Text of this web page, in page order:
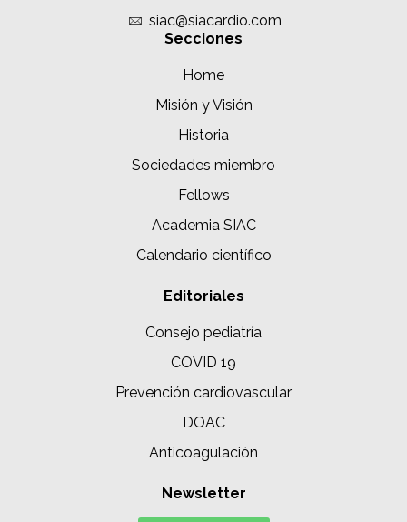
siac@siacardio.com
Secciones
Home
Misión y Visión
Historia
Sociedades miembro
Fellows
Academia SIAC
Calendario científico
Editoriales
Consejo pediatría
COVID 19
Prevención cardiovascular
DOAC
Anticoagulación
Newsletter